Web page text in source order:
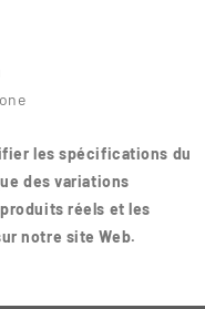
les spécifications du
des variations
réels et les
notre site Web.